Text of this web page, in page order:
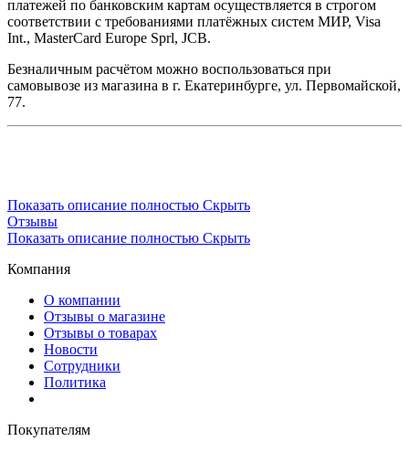
платежей по банковским картам осуществляется в строгом
соответствии с требованиями платёжных систем МИР, Visa
Int., MasterCard Europe Sprl, JCB.
Безналичным расчётом можно воспользоваться при
самовывозе из магазина в г. Екатеринбурге, ул. Первомайской,
77.
Показать описание полностью Скрыть
Отзывы
Показать описание полностью Скрыть
Компания
О компании
Отзывы о магазине
Отзывы о товарах
Новости
Сотрудники
Политика
Покупателям